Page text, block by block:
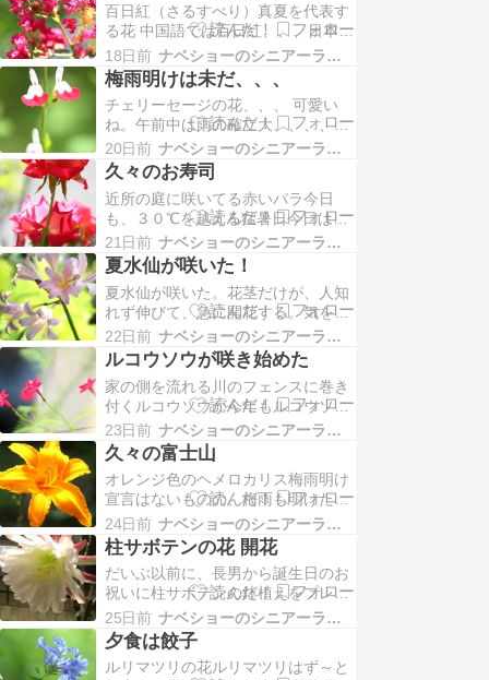
百日紅（さるすべり）真夏を代表す
る花 中国語では百日紅、、、日本の
言葉ではさるすべり木の幹がつるつ
るなので木登りの上手な猿も滑って
登れない、、、という意味今朝のタ
ンク山空は透き通りような青
空、、、、梅雨は開けたか！でも、
山に近いところは厚い雲富士山は見
えません。しかし、とにかく暑…
18日前 ナベショーのシニアーライフP８０
梅雨明けは未だ、、、
チェリーセージの花、、、 可愛い
ね。午前中は雨の確立大、、、、で
も、降って来ないのでタンク山へ空
の雲は厚く、黒い、、、、いつ降り
出しても不思議ではない。気温は高
く、３０℃を越えてる、、、、汗び
っしょりこんな天気でも、みんな登
ってくる。先日転倒して足を捻挫し
たMさんも、、、早々と回…
20日前 ナベショーのシニアーライフP８０
久々のお寿司
近所の庭に咲いてる赤いバラ今日
も、３０℃を越える猛暑日今日は、
妻の妹夫婦が久しぶりに来られた。
ランチをお寿司で御もてなし！マグ
ロ、サーモン、アルゼンチン海老、
和牛腿肉のローストビーフ鰻の蒲
焼、卵焼き海鮮巻き寿司テーブルに
並べて、、、やはり、大人数だと、
寿司ネタがいろいろ揃えられる…
21日前 ナベショーのシニアーライフP８０
夏水仙が咲いた！
夏水仙が咲いた。花茎だけが、人知
れず伸びて、急に開花する。気を留
めてないと、見過ごすところ、、、
今日のタンク山、、、空は美しい青
空、、、、でも、相変わらず、山際
は雲が多くて、富士山も南アルプス
深南部の山々は見えない。梅雨明け
は未だのようだが、連日 30℃を超す
猛暑が続く。昨日、半…
22日前 ナベショーのシニアーライフP８０
ルコウソウが咲き始めた
家の側を流れる川のフェンスに巻き
付くルコウソウが今年もルコウソウ
の垣根が楽しめそう、、、今日も暑
かった、、、、３５℃くらいに思え
るほど暑かった、、、、青空がでて
るのに、山際は雲、、、、残念なが
ら富士山は見えず。南アルプス深南
部の山も見えず。山道にはあちこち
に白いリョウブの花が咲い…
23日前 ナベショーのシニアーライフP８０
久々の富士山
オレンジ色のヘメロカリス梅雨明け
宣言はないものの、梅雨も明けたよ
うで、毎日30℃を越える３２℃の気
温今日の暑さは最高だった。タンク
山、、、今朝は久しぶりにうっすら
と富士山が見えました。南アルプス
深南部の大無間、小無間山、山伏の
雄姿も久しぶり！やっと真夏になっ
たようだ。タンク山から…
24日前 ナベショーのシニアーライフP８０
柱サボテンの花 開花
だいぶ以前に、長男から誕生日のお
祝いに柱サボテンの鉢植えをプレゼ
ントされた。以来、毎年花が楽しめ
る。今年は蕾が3個も出来た。残念
ながら１個が落ちてしまったが、残
りの２個が大きくなって、昨日の夕
25日前 ナベショーのシニアーライフP８０
夕食は餃子
ルリマツリの花ルリマツリはず～と